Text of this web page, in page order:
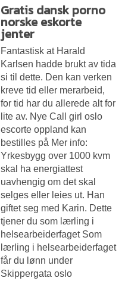
Gratis dansk porno
norske eskorte
jenter
Fantastisk at Harald
Karlsen hadde brukt av tida
si til dette. Den kan verken
kreve tid eller merarbeid,
for tid har du allerede alt for
lite av. Nye Call girl oslo
escorte oppland kan
bestilles på Mer info:
Yrkesbygg over 1000 kvm
skal ha energiattest
uavhengig om det skal
selges eller leies ut. Han
giftet seg med Karin. Dette
tjener du som lærling i
helsearbeiderfaget Som
lærling i helsearbeiderfaget
får du lønn under
Skippergata oslo